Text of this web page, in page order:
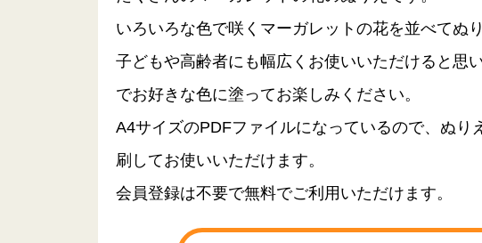
いろいろな色で咲くマーガレットの花を並べてぬ
子どもや高齢者にも幅広くお使いいただけると思
でお好きな色に塗ってお楽しみください。
A4サイズのPDFファイルになっているので、ぬり
刷してお使いいただけます。
会員登録は不要で無料でご利用いただけます。